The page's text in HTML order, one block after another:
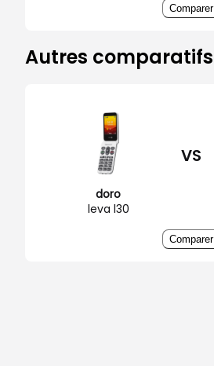
Comparer
Autres comparatifs
doro
leva l30
VS
Comparer